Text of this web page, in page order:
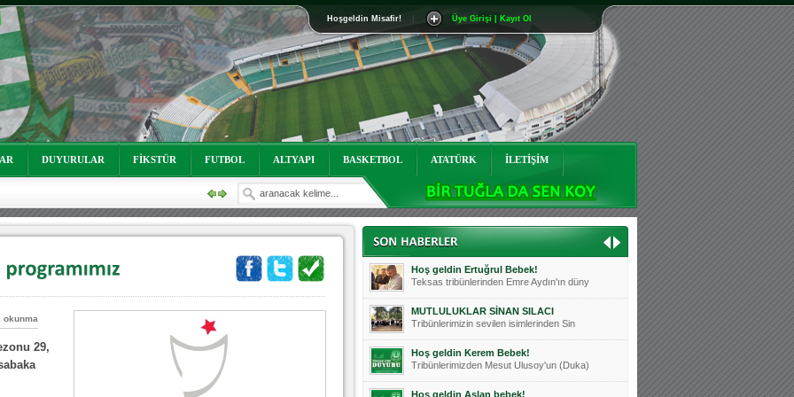
Hoşgeldin Misafir! Üye Girişi | Kayıt Ol
DUYURULAR FİKSTÜR FUTBOL ALTYAPI BASKETBOL ATATÜRK İLETİŞİM
okunma
29,
Mutluluklar Ceyhun Tetik
Teksas tribünlerinin sevilen isimlerinde
Bursasporumuzun önü açılsın is
Teksaslı Bursasporlular Derneği Başkanı
Hoş geldin Alaz Bebek!
Teksas.org sistem yöneticisi, ekibimizin
Hoş geldin Göktuğ Bebek!
Teksas.org ekibimizden ve tribünlerimizi
Hoş geldin Kadir Kağan Bebek!
Teksas tribünlerinden Basri İleri'nin dü
Hoş geldin Ertuğrul Bebek!
Teksas tribünlerinden Emre Aydın'ın düny
MUTLULUKLAR SİNAN SILACI
Tribünlerimizin sevilen isimlerinden Sin
Hoş geldin Kerem Bebek!
Tribünlerimizden Mesut Ulusoy'un (Duka)
Hoş geldin Aslan bebek!